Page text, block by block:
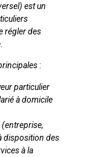
est un
régler des
:
particulier
à domicile
(entreprise,
disposition des
à la